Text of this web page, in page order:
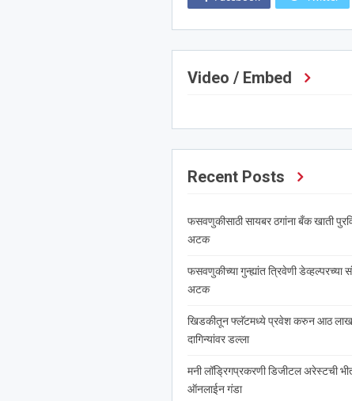
Video / Embed
Recent Posts
फसवणुकीसाठी सायबर ठगांना बँक खाती
अटक
फसवणुकीच्या गुन्ह्यांत त्रिवेणी डेव्हल्परच्या
अटक
खिडकीतून फ्लॅटमध्ये प्रवेश करुन आठ
दागिन्यांवर डल्ला
मनी लॉड्रिगप्रकरणी डिजीटल अरेस्टची
ऑनलाईन गंडा